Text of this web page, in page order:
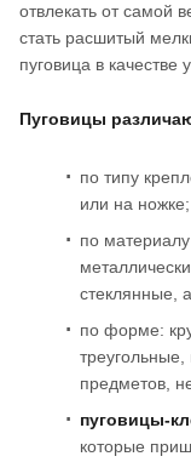
отвлекать от самой
стать расшитый
пуговица в качестве
Пуговицы
по типу
или на ножке;
по
стеклянные,
по форме:
предметов,
пуговицы-
которые